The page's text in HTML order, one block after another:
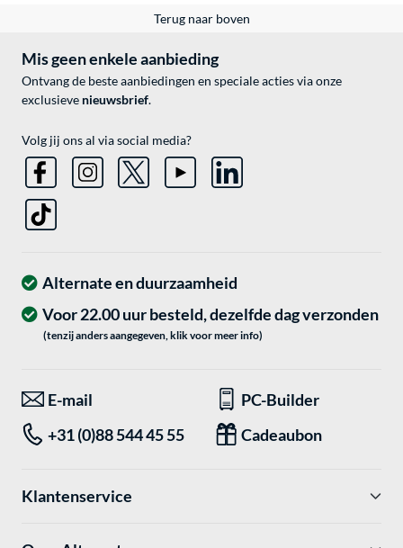
Terug naar boven
Mis geen enkele aanbieding
Ontvang de beste aanbiedingen en speciale acties via onze
exclusieve nieuwsbrief.
Volg jij ons al via social media?
Alternate en duurzaamheid
Voor 22.00 uur besteld, dezelfde dag verzonden
(tenzij anders aangegeven, klik voor meer info)
E-mail
PC-Builder
+31 (0)88 544 45 55
Cadeaubon
Klantenservice